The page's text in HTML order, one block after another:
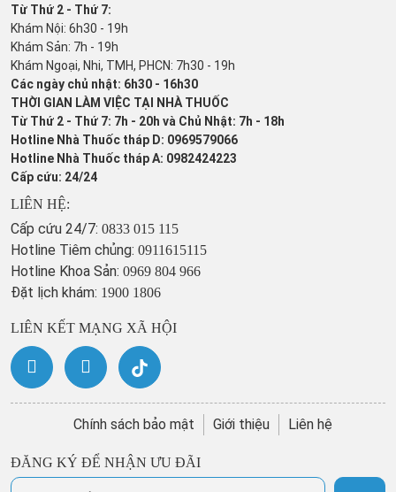
Từ Thứ 2 - Thứ 7:
Khám Nội: 6h30 - 19h
Khám Sản: 7h - 19h
Khám Ngoại, Nhi, TMH, PHCN: 7h30 - 19h
Các ngày chủ nhật: 6h30 - 16h30
THỜI GIAN LÀM VIỆC TẠI NHÀ THUỐC
Từ Thứ 2 - Thứ 7: 7h - 20h và Chủ Nhật: 7h - 18h
Hotline Nhà Thuốc tháp D: 0969579066
Hotline Nhà Thuốc tháp A: 0982424223
Cấp cứu: 24/24
LIÊN HỆ:
Cấp cứu 24/7: 0833 015 115
Hotline Tiêm chủng: 0911615115
Hotline Khoa Sản: 0969 804 966
Đặt lịch khám: 1900 1806
LIÊN KẾT MẠNG XÃ HỘI
Chính sách bảo mật Giới thiệu Liên hệ
ĐĂNG KÝ ĐỂ NHẬN ƯU ĐÃI